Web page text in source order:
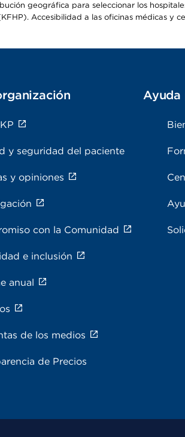
geográfica para seleccionar los
Accesibilidad a las oficinas médicas y
y seguridad del paciente
y opiniones
con la Comunidad
e inclusión
anual
de los medios
de Precios
Ayuda